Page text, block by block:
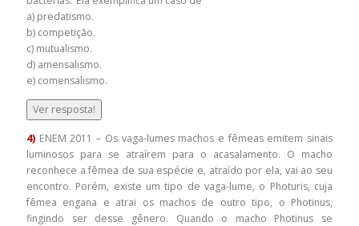
a) predatismo.
b) competição.
c) mutualismo.
d) amensalismo.
e) comensalismo.
Ver resposta!
4) ENEM 2011 – Os vaga-lumes machos e fêmeas emitem sinais
luminosos para se atraírem para o acasalamento. O macho
reconhece a fêmea de sua espécie e, atraído por ela, vai ao seu
encontro. Porém, existe um tipo de vaga-lume, o Photuris, cuja
fêmea engana e atrai os machos de outro tipo, o Photinus,
fingindo ser desse gênero. Quando o macho Photinus se